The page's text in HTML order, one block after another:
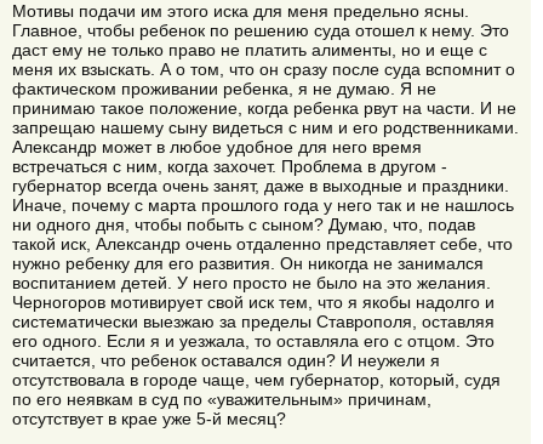
Мотивы подачи им этого иска для меня предельно ясны.
Главное, чтобы ребенок по решению суда отошел к нему. Это
даст ему не только право не платить алименты, но и еще с
меня их взыскать. А о том, что он сразу после суда вспомнит о
фактическом проживании ребенка, я не думаю. Я не
принимаю такое положение, когда ребенка рвут на части. И не
запрещаю нашему сыну видеться с ним и его родственниками.
Александр может в любое удобное для него время
встречаться с ним, когда захочет. Проблема в другом -
губернатор всегда очень занят, даже в выходные и праздники.
Иначе, почему с марта прошлого года у него так и не нашлось
ни одного дня, чтобы побыть с сыном? Думаю, что, подав
такой иск, Александр очень отдаленно представляет себе, что
нужно ребенку для его развития. Он никогда не занимался
воспитанием детей. У него просто не было на это желания.
Черногоров мотивирует свой иск тем, что я якобы надолго и
систематически выезжаю за пределы Ставрополя, оставляя
его одного. Если я и уезжала, то оставляла его с отцом. Это
считается, что ребенок оставался один? И неужели я
отсутствовала в городе чаще, чем губернатор, который, судя
по его неявкам в суд по «уважительным» причинам,
отсутствует в крае уже 5-й месяц?